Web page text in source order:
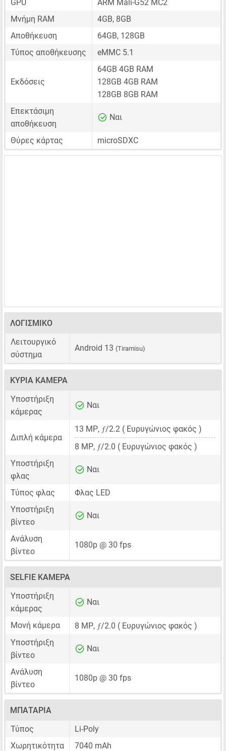
GPU
ARM Mali-G52 MC2
Μνήμη RAM
4GB, 8GB
Αποθήκευση
64GB, 128GB
Τύπος αποθήκευσης
eMMC 5.1
Εκδόσεις
64GB 4GB RAM
128GB 4GB RAM
128GB 8GB RAM
Επεκτάσιμη
αποθήκευση
Ναι
Θύρες κάρτας microSDXC
ΛΟΓΙΣΜΙΚΌ
Λειτουργικό
σύστημα
Android 13 (Tiramisu)
ΚΎΡΙΑ ΚΆΜΕΡΑ
Υποστήριξη
κάμερας
Ναι
Διπλή κάμερα
13 MP, ƒ/2.2 ( Ευρυγώνιος φακός )
8 MP, ƒ/2.0 ( Ευρυγώνιος φακός )
Υποστήριξη
φλας
Ναι
Τύπος φλας
Φλας LED
Υποστήριξη
βίντεο
Ναι
Ανάλυση
βίντεο
1080p @ 30 fps
SELFIE ΚΆΜΕΡΑ
Υποστήριξη
κάμερας
Ναι
Μονή κάμερα 8 MP, ƒ/2.0 ( Ευρυγώνιος φακός )
Υποστήριξη
βίντεο
Ναι
Ανάλυση
βίντεο
1080p @ 30 fps
ΜΠΑΤΑΡΊΑ
Τύπος
Li-Poly
Χωρητικότητα
7040 mAh